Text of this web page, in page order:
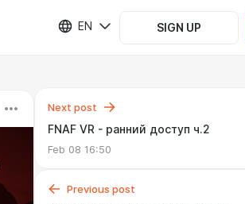
EN SIGN UP
Next post
FNAF VR - ранний доступ ч.2
Feb 08 16:50
Previous post